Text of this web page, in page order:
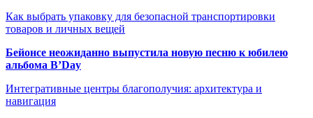
Как выбрать упаковку для безопасной транспортировки
товаров и личных вещей
Бейонсе неожиданно выпустила новую песню к юбилею
альбома B’Day
Интегративные центры благополучия: архитектура и
навигация